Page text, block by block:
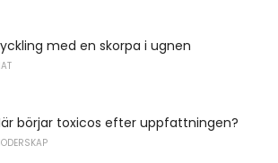
med en skorpa i ugnen
börjar toxicos efter uppfattningen?